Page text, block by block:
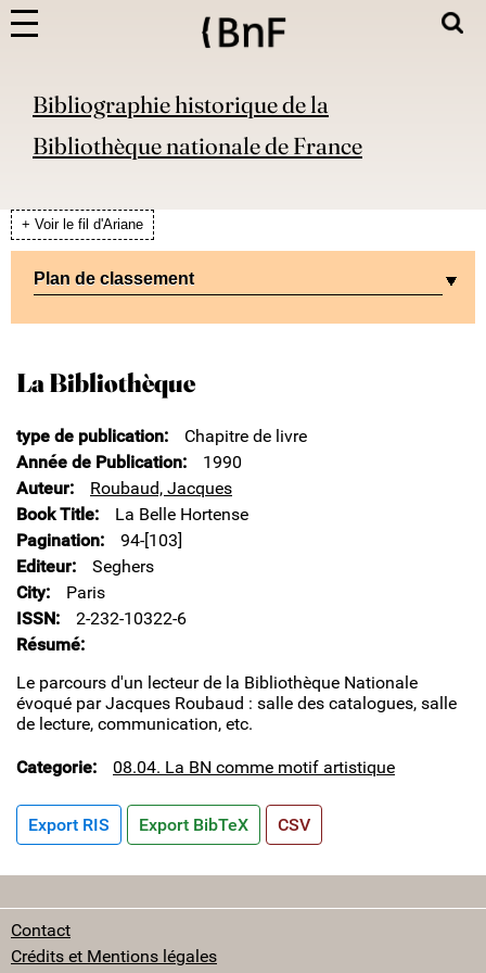
Bibliographie historique de la
Bibliothèque nationale de France
+ Voir le fil d'Ariane
Plan de classement
La Bibliothèque
type de publication
Chapitre de livre
Année de Publication
1990
Auteur
Roubaud, Jacques
Book Title
La Belle Hortense
Pagination
94-[103]
Editeur
Seghers
City
Paris
ISSN
2-232-10322-6
Résumé
Le parcours d'un lecteur de la Bibliothèque Nationale
évoqué par Jacques Roubaud : salle des catalogues, salle
de lecture, communication, etc.
Categorie 08.04. La BN comme motif artistique
Export RIS Export BibTeX CSV
Contact
Crédits et Mentions légales